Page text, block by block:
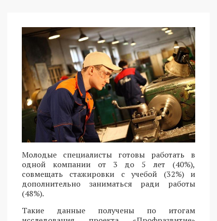
Молодые специалисты готовы работать в
одной компании от 3 до 5 лет (40%),
совмещать стажировки с учебой (32%) и
дополнительно заниматься ради работы
(48%).
Такие данные получены по итогам